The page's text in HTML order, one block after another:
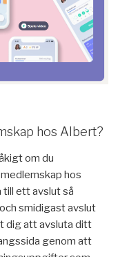
hos Albert?
om du
hos
ett avslut så
smidigast avslut
dig att avsluta ditt
genom att